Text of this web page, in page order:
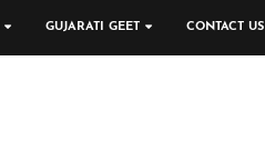
GUJARATI GEET CONTACT US